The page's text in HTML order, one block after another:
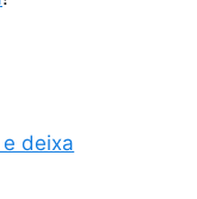
deixa